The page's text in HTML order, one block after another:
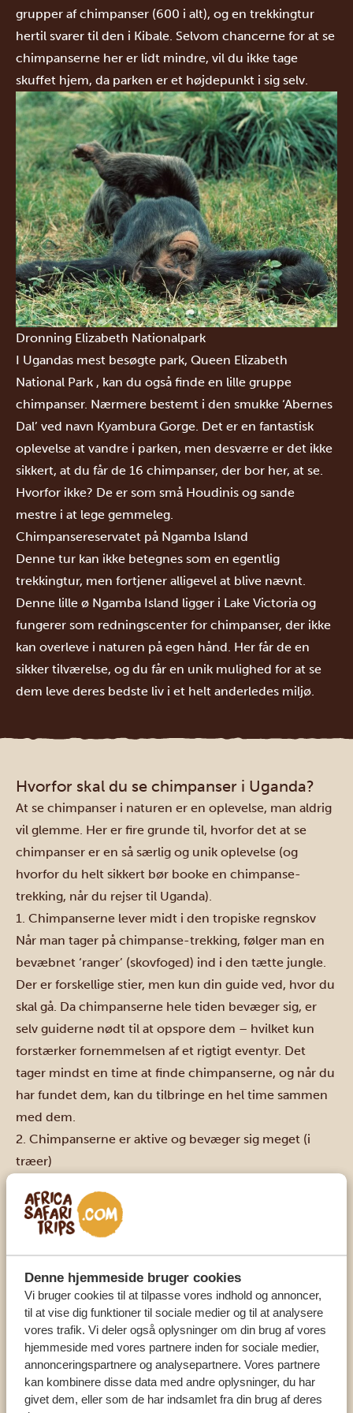
Denne hjemmeside bruger cookies
Vi bruger cookies til at tilpasse vores indhold og annoncer,
til at vise dig funktioner til sociale medier og til at analysere
vores trafik. Vi deler også oplysninger om din brug af vores
hjemmeside med vores partnere inden for sociale medier,
annonceringspartnere og analysepartnere. Vores partnere
kan kombinere disse data med andre oplysninger, du har
givet dem, eller som de har indsamlet fra din brug af deres
grupper af chimpanser (600 i alt), og en trekkingtur
hertil svarer til den i Kibale. Selvom chancerne for at se
chimpanserne her er lidt mindre, vil du ikke tage
skuffet hjem, da parken er et højdepunkt i sig selv.
Dronning Elizabeth Nationalpark
I Ugandas mest besøgte park, Queen Elizabeth
National Park , kan du også finde en lille gruppe
chimpanser. Nærmere bestemt i den smukke ‘Abernes
Dal’ ved navn Kyambura Gorge. Det er en fantastisk
oplevelse at vandre i parken, men desværre er det ikke
sikkert, at du får de 16 chimpanser, der bor her, at se.
Hvorfor ikke? De er som små Houdinis og sande
mestre i at lege gemmeleg.
Chimpansereservatet på Ngamba Island
Denne tur kan ikke betegnes som en egentlig
trekkingtur, men fortjener alligevel at blive nævnt.
Denne lille ø Ngamba Island ligger i Lake Victoria og
fungerer som redningscenter for chimpanser, der ikke
kan overleve i naturen på egen hånd. Her får de en
sikker tilværelse, og du får en unik mulighed for at se
dem leve deres bedste liv i et helt anderledes miljø.
Hvorfor skal du se chimpanser i Uganda?
At se chimpanser i naturen er en oplevelse, man aldrig
vil glemme. Her er fire grunde til, hvorfor det at se
chimpanser er en så særlig og unik oplevelse (og
hvorfor du helt sikkert bør booke en chimpanse-
trekking, når du rejser til Uganda).
1. Chimpanserne lever midt i den tropiske regnskov
Når man tager på chimpanse-trekking, følger man en
bevæbnet ‘ranger’ (skovfoged) ind i den tætte jungle.
Der er forskellige stier, men kun din guide ved, hvor du
skal gå. Da chimpanserne hele tiden bevæger sig, er
selv guiderne nødt til at opspore dem – hvilket kun
forstærker fornemmelsen af et rigtigt eventyr. Det
tager mindst en time at finde chimpanserne, og når du
har fundet dem, kan du tilbringe en hel time sammen
med dem.
2. Chimpanserne er aktive og bevæger sig meget (i
træer)
spiser og sover) er chimpanser ude og bevæger sig.
Når de sidder højt oppe i træerne, er de svære at få øje
at være med i en film. Chimpanserne har endda en
tendens til at komme ned, når de får øje på dig. Først
en, så flere, og snart er du omgivet af en hel flok.Men
fordi de sjældent bliver længe på samme sted, ender
du hurtigt med at følge dem gennem junglen, mens
du skubber grene til side og kæmper for at holde trit –
lidt som en moderne Tarzan eller Jane!